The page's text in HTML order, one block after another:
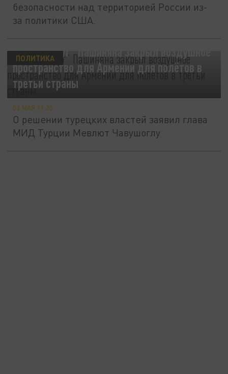
безопасности над территорией России из-
за политики США.
Новый “друг” Пашиняна закрыл воздушное
пространство для Армении для полётов в
третьи страны
ПОЛИТИКА
03 МАЯ 11:20
О решении турецких властей заявил глава
МИД Турции Мевлют Чавушоглу